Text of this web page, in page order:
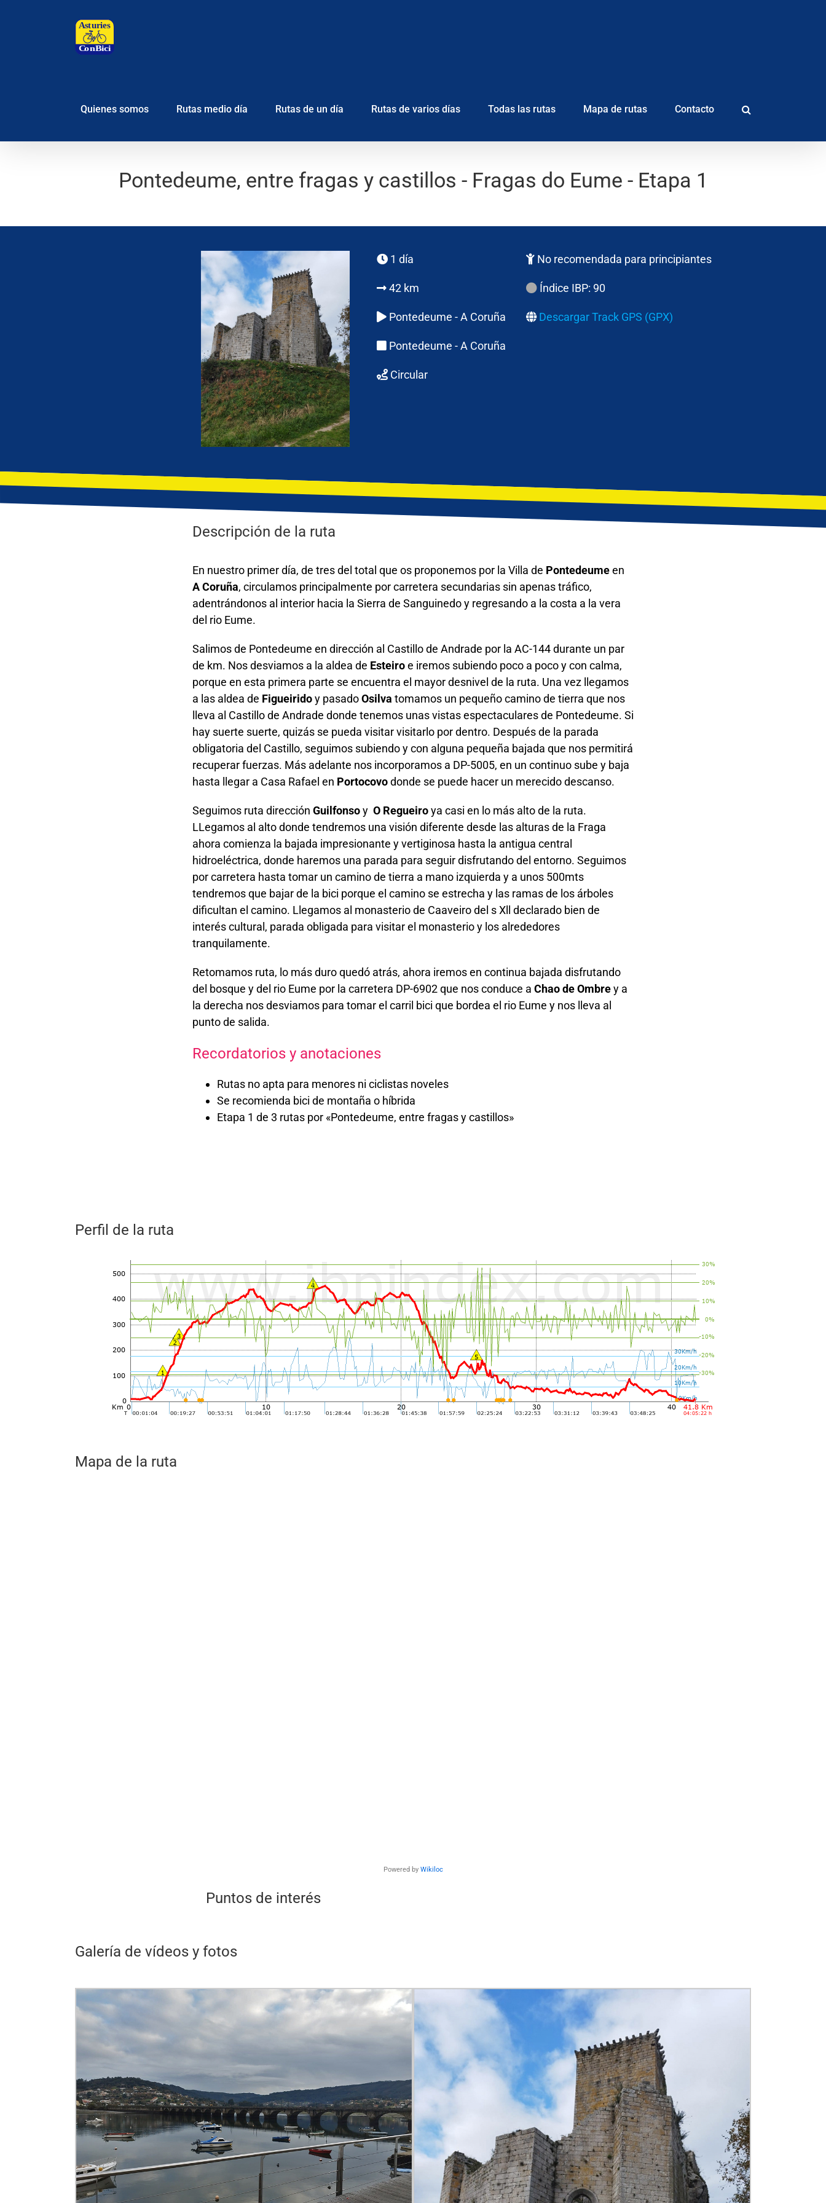
Quienes somos Rutas medio día Rutas de un día Rutas de varios días Todas las rutas Mapa de rutas Contacto
Pontedeume, entre fragas y castillos - Fragas do Eume - Etapa 1
1 día
42 km
Pontedeume - A Coruña
Pontedeume - A Coruña
Circular
No recomendada para principiantes
Índice IBP: 90
Descargar Track GPS (GPX)
Descripción de la ruta
En nuestro primer día, de tres del total que os proponemos por la Villa de Pontedeumeen
A Coruña, circulamos principalmente por carretera secundarias sin apenas tráfico,
adentrándonos al interior hacia la Sierra de Sanguinedo y regresando a la costa a la vera
del rio Eume.
Salimos de Pontedeume en dirección al Castillo de Andrade por la AC-144 durante un par
de km. Nos desviamos a la aldea de Esteiroe iremos subiendo poco a poco y con calma,
porque en esta primera parte se encuentra el mayor desnivel de la ruta. Una vez llegamos
a las aldea de Figueiridoy pasadoOsilva tomamos un pequeño camino de tierra que nos
lleva al Castillo de Andrade donde tenemos unas vistas espectaculares de Pontedeume. Si
hay suerte suerte, quizás se pueda visitar visitarlo por dentro. Después de la parada
obligatoria del Castillo, seguimos subiendo y con alguna pequeña bajada que nos permitirá
recuperar fuerzas. Más adelante nos incorporamos a DP-5005, en un continuo sube y baja
hasta llegar a Casa Rafael en Portocovodonde se puede hacer un merecido descanso.
Seguimos ruta dirección Guilfonsoy O Regueiroya casi en lo más alto de la ruta.
LLegamos al alto donde tendremos una visión diferente desde las alturas de la Fraga
ahora comienza la bajada impresionante y vertiginosa hasta la antigua central
hidroeléctrica, donde haremos una parada para seguir disfrutando del entorno. Seguimos
por carretera hasta tomar un camino de tierra a mano izquierda y a unos 500mts
tendremos que bajar de la bici porque el camino se estrecha y las ramas de los árboles
dificultan el camino. Llegamos al monasterio de Caaveiro del s Xll declarado bien de
interés cultural, parada obligada para visitar el monasterio y los alrededores
tranquilamente.
Retomamos ruta, lo más duro quedó atrás, ahora iremos en continua bajada disfrutando
del bosque y del rio Eume por la carretera DP-6902 que nos conduce a Chao de Ombrey a
la derecha nos desviamos para tomar el carril bici que bordea el rio Eume y nos lleva al
punto de salida.
Recordatorios y anotaciones
Rutas no apta para menores ni ciclistas noveles
Se recomienda bici de montaña o híbrida
Etapa 1 de 3 rutas por «Pontedeume, entre fragas y castillos»
Perfil de la ruta
Mapa de la ruta
Powered by Wikiloc
Puntos de interés
Galería de vídeos y fotos